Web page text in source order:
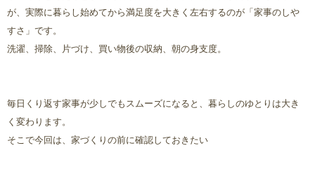
が、実際に暮らし始めてから満足度を大きく左右するのが「家事のしや
すさ」です。
洗濯、掃除、片づけ、買い物後の収納、朝の身支度。
毎日くり返す家事が少しでもスムーズになると、暮らしのゆとりは大き
く変わります。
そこで今回は、家づくりの前に確認しておきたい